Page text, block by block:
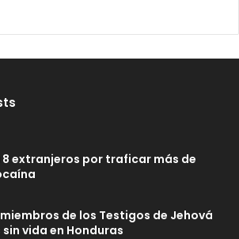
8 extranjeros por traficar más de
de los Testigos de Jehová
vida en Honduras